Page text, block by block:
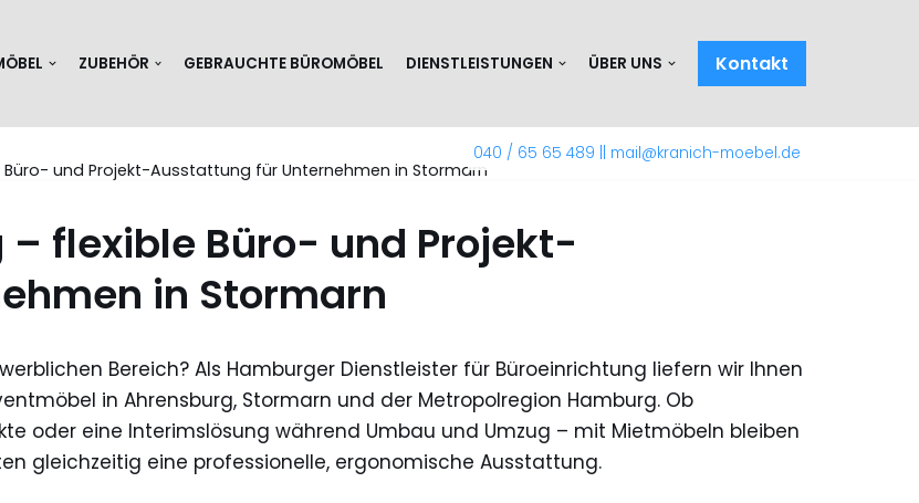
ZUBEHÖR GEBRAUCHTE BÜROMÖBEL DIENSTLEISTUNGEN ÜBER UNS Kontakt
040 / 65 65 489 mail@kranich-moebel.de
und Projekt-Ausstattung für Unternehmen in Stormarn
flexible Büro- und Projekt-
in Stormarn
Bereich? Als Hamburger Dienstleister für Büroeinrichtung liefern wir Ihnen
in Ahrensburg, Stormarn und der Metropolregion Hamburg. Ob
oder eine Interimslösung während Umbau und Umzug – mit Mietmöbeln bleiben
gleichzeitig eine professionelle, ergonomische Ausstattung.